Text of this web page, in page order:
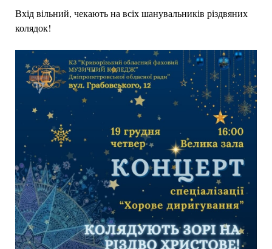
Вхід вільний, чекають на всіх шанувальників різдвяних
колядок!